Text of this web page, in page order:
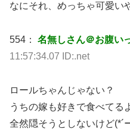
なにそれ、めっちゃ可愛い
554： 名無しさん＠お腹い
11:57:34.07 ID:.net
ロールちゃんじゃない？
うちの嫁も好きで食べてる
全然隠そうとしないけど(*´